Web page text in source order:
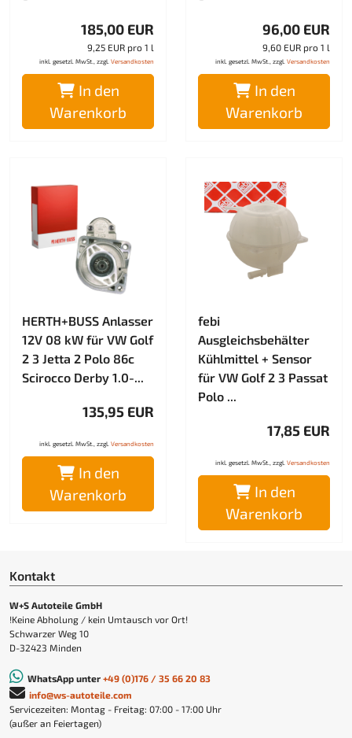
185,00 EUR
9,25 EUR pro 1 l
inkl. gesetzl. MwSt., zzgl. Versandkosten
In den
Warenkorb
96,00 EUR
9,60 EUR pro 1 l
inkl. gesetzl. MwSt., zzgl. Versandkosten
In den
Warenkorb
HERTH+BUSS Anlasser
12V 08 kW für VW Golf
2 3 Jetta 2 Polo 86c
Scirocco Derby 1.0-...
135,95 EUR
inkl. gesetzl. MwSt., zzgl. Versandkosten
In den
Warenkorb
febi
Ausgleichsbehälter
Kühlmittel + Sensor
für VW Golf 2 3 Passat
Polo ...
17,85 EUR
inkl. gesetzl. MwSt., zzgl. Versandkosten
In den
Warenkorb
Kontakt
W+S Autoteile GmbH
!Keine Abholung / kein Umtausch vor Ort!
Schwarzer Weg 10
D-32423 Minden
WhatsApp unter +49 (0)176 / 35 66 20 83
info@ws-autoteile.com
Servicezeiten: Montag - Freitag: 07:00 - 17:00 Uhr
(außer an Feiertagen)